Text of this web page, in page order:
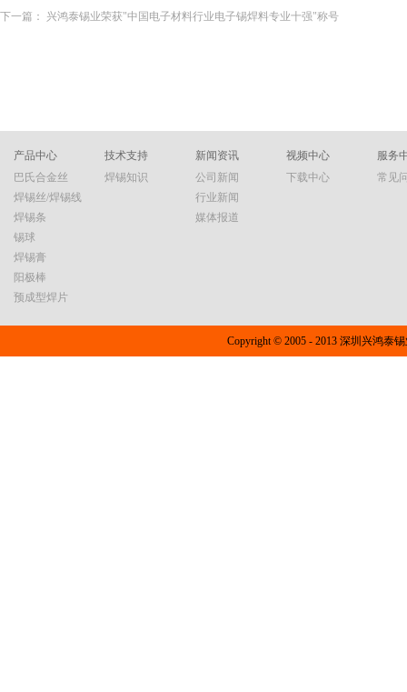
下一篇：
兴鸿泰锡业荣获"中国电子材料行业电子锡焊料专业十强"称号
产品中心
巴氏合金丝
焊锡丝/焊锡线
焊锡条
锡球
焊锡膏
阳极棒
预成型焊片
技术支持
焊锡知识
新闻资讯
公司新闻
行业新闻
媒体报道
视频中心
下载中心
服务
常见
Copyright © 2005 - 2013 深圳兴鸿泰